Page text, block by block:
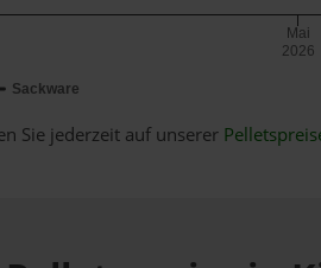
Sackware
Mai
2026
Sie jederzeit auf unserer